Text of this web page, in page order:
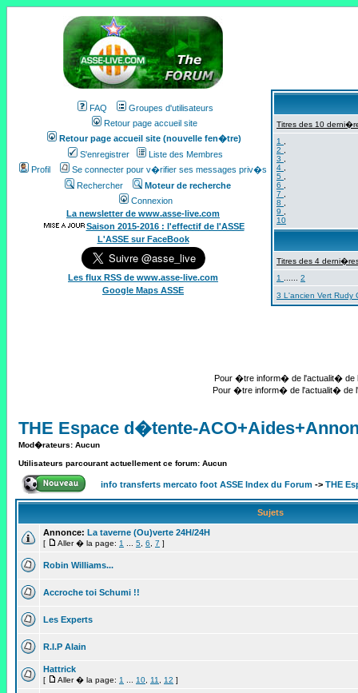
FAQ
Groupes d'utilisateurs
Retour page accueil site
Retour page accueil site (nouvelle fen�tre)
S'enregistrer
Liste des Membres
Profil
Se connecter pour v�rifier ses messages priv�s
Rechercher
Moteur de recherche
Connexion
La newsletter de www.asse-live.com
Saison 2015-2016 : l'effectif de l'ASSE
L'ASSE sur FaceBook
Les flux RSS de www.asse-live.com
Google Maps ASSE
Titres des 10
1
2
3
4
5
6
7
8
9
10
Titres des 4
1
2
3 L'ancien Vert
Pour �tre inform� de l'actualit� de
Pour �tre inform� de l'actualit� de
THE Espace d�tente-
Mod�rateurs: Aucun
Utilisateurs parcourant actuellement ce forum: Aucun
info transferts mercato foot ASSE Index du Forum -> THE
Sujets
Annonce: La taverne (Ou)verte 24H/24H
[ Aller � la page: 1 5 6 7 ]
Robin Williams...
Accroche toi Schumi !!
Les Experts
R.I.P Alain
Hattrick
[ Aller � la page: 1 10 11 12 ]